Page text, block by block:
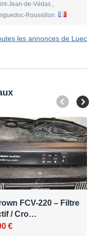
Jean-de-Védas ,
Roussillon
les annonces de Luec
FCV-220 – Filtre
/ Cro…
€